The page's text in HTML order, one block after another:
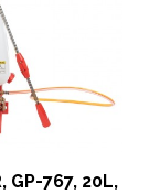
GP-767, 20L,